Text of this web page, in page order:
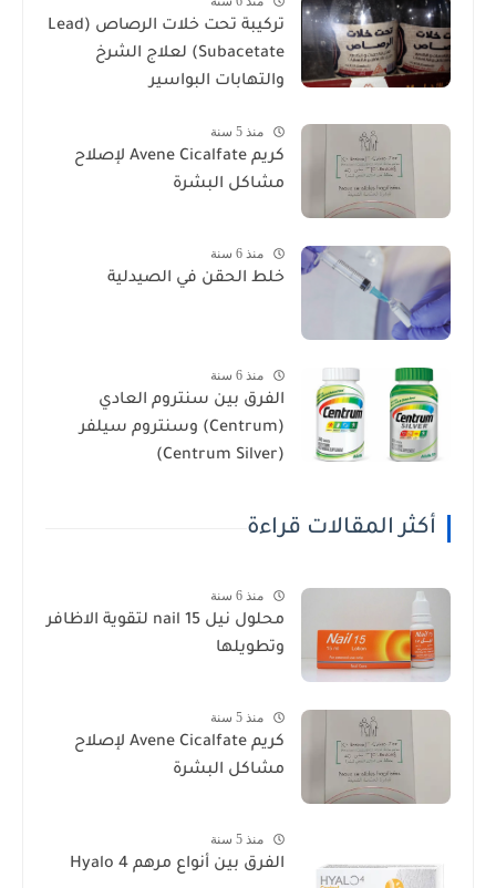
تركيبة تحت خلات الرصاص (Lead
Subacetate) لعلاج الشرخ
والتهابات البواسير
منذ 5 سنة
كريم Avene Cicalfate لإصلاح
مشاكل البشرة
منذ 6 سنة
خلط الحقن في الصيدلية
منذ 6 سنة
الفرق بين سنتروم العادي
(Centrum) وسنتروم سيلفر
(Centrum Silver)
أكثر المقالات قراءة
منذ 6 سنة
محلول نيل nail 15 لتقوية الاظافر
وتطويلها
منذ 5 سنة
كريم Avene Cicalfate لإصلاح
مشاكل البشرة
منذ 5 سنة
الفرق بين أنواع مرهم Hyalo 4